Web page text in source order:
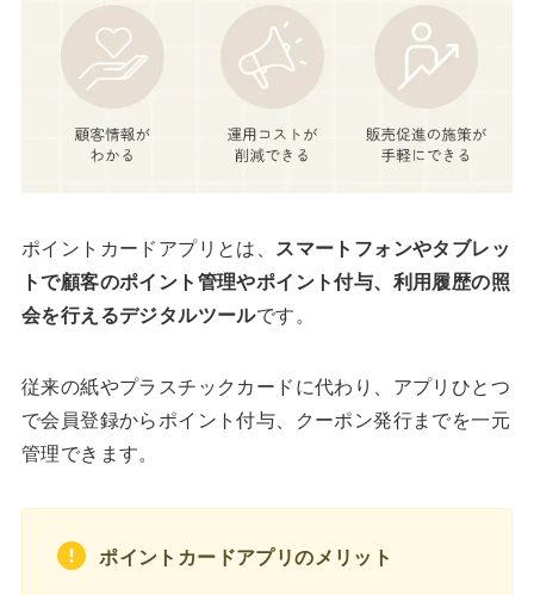
ポイントカードアプリとは、 スマートフォンやタブレッ
トで顧客のポイント管理やポイント付与、利用履歴の照
会を行えるデジタルツールです。
従来の紙やプラスチックカードに代わり、アプリひとつ
で会員登録からポイント付与、クーポン発行までを一元
管理できます。
ポイントカードアプリのメリット